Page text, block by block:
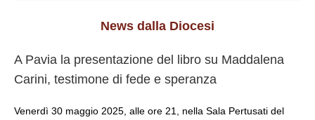
News dalla Diocesi
A Pavia la presentazione del libro su Maddalena
Carini, testimone di fede e speranza
Venerdì 30 maggio 2025, alle ore 21, nella Sala Pertusati del